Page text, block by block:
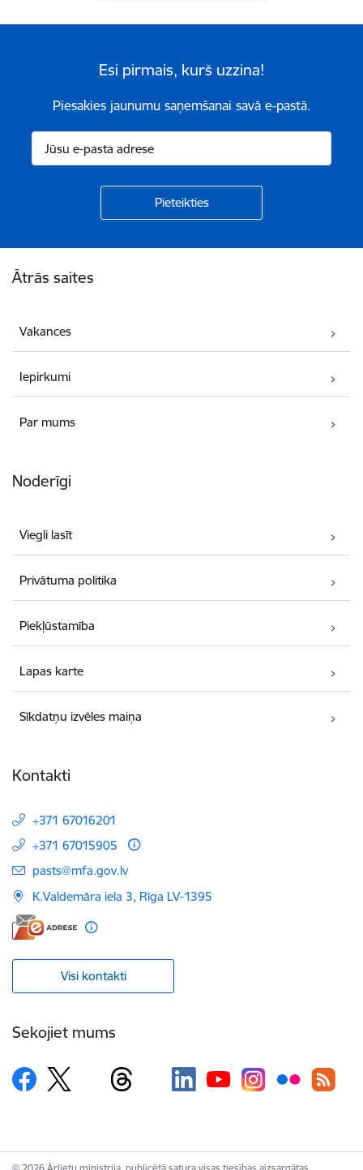
Esi pirmais, kurš uzzina!
Piesakies jaunumu saņemšanai savā e-pastā.
Ātrās saites
Vakances
Iepirkumi
Par mums
Noderīgi
Viegli lasīt
Privātuma politika
Piekļūstamība
Lapas karte
Sīkdatņu izvēles maiņa
Kontakti
+371 67016201
+371 67015905
E-pasts:
pasts@mfa.gov.lv
K.Valdemāra iela 3, Rīga LV-1395
Visi kontakti
Sekojiet mums